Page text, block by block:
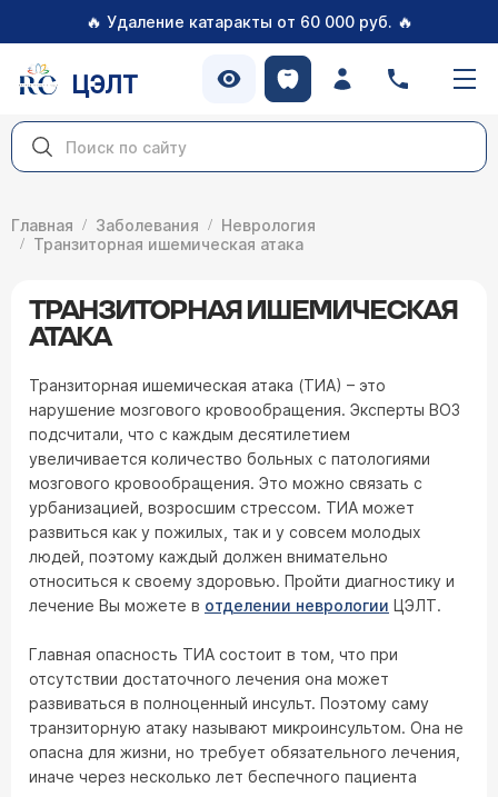
🔥 Удаление катаракты от 60 000 руб. 🔥
ЦЭЛТ
Главная Заболевания
Неврология
Транзиторная ишемическая атака
ТРАНЗИТОРНАЯ ИШЕМИЧЕСКАЯ
АТАКА
Транзиторная ишемическая атака (ТИА) – это
нарушение мозгового кровообращения. Эксперты ВОЗ
подсчитали, что с каждым десятилетием
увеличивается количество больных с патологиями
мозгового кровообращения. Это можно связать с
урбанизацией, возросшим стрессом. ТИА может
развиться как у пожилых, так и у совсем молодых
людей, поэтому каждый должен внимательно
относиться к своему здоровью. Пройти диагностику и
лечение Вы можете в отделении неврологии ЦЭЛТ.
Главная опасность ТИА состоит в том, что при
отсутствии достаточного лечения она может
развиваться в полноценный инсульт. Поэтому саму
транзиторную атаку называют микроинсультом. Она не
опасна для жизни, но требует обязательного лечения,
иначе через несколько лет беспечного пациента